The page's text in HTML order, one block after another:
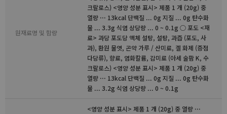
원재료명 및 함량
크랄로스) <영양 성분 표시> 제품 1 개 (20g) 중
열량 ··· 13kcal 단백질 ... 0g 지질 ... 0g 탄수화
물 ... 3.3g 식염 상당량 ... 0 ~ 0.1g ○ 포도 <재
료> 과당 포도당 액체 설탕, 설탕, 과즙 (포도, 사
과), 환원 물엿, 곤약 가루 / 산미료, 겔 화제 (증점
다당류), 향료, 염화칼륨, 감미료 (아세 술팜 K, 수
크랄로스) <영양 성분 표시> 제품 1 개 (20g) 중
열량 ··· 13kcal 단백질 ... 0g 지질 ... 0g 탄수화
물 ... 3.2g 식염 상당량 ... 0 ~ 0.1g
<영양 성분 표시> 제품 1 개 (20g) 중 열량 ···